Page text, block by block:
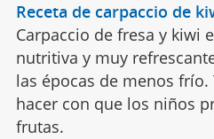
Receta de carpaccio de
Carpaccio de fresa y kiwi
nutritiva y muy
las épocas de menos
hacer con que los niños
frutas.